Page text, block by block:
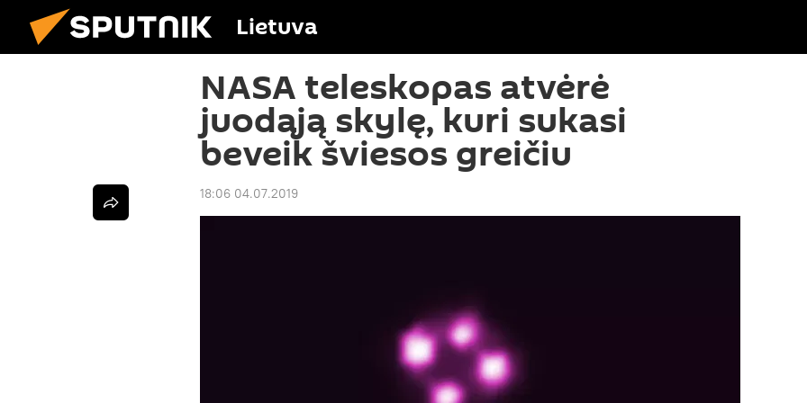
Lietuva
NASA teleskopas atvėrė
juodąją skylę, kuri sukasi
beveik šviesos greičiu
18:06 04.07.2019